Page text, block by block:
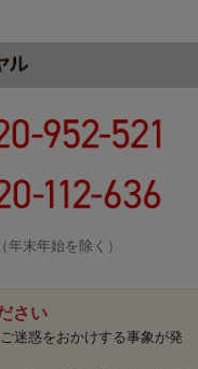
末年始を除く）
さい
迷惑をおかけする事象が発